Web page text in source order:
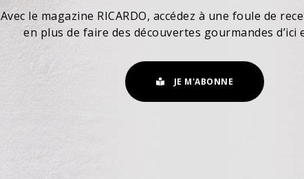
Avec le magazine RICARDO, accédez à une foule de
en plus de faire des découvertes gourmandes d’ici
JE M'ABONNE